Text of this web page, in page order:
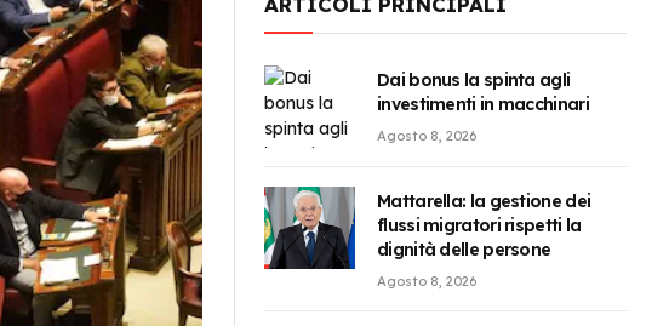
Dai bonus la spinta agli
investimenti in macchinari
Agosto 8, 2026
Mattarella: la gestione dei
flussi migratori rispetti la
dignità delle persone
Agosto 8, 2026